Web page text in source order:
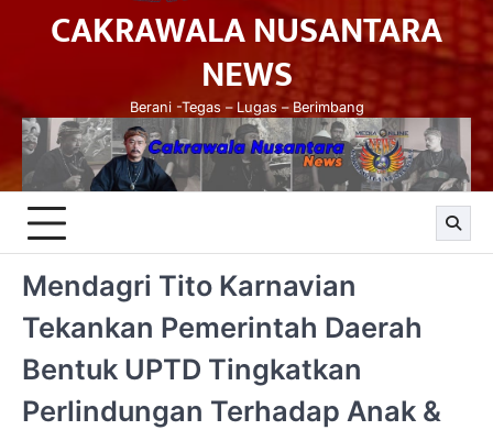
CAKRAWALA NUSANTARA
NEWS
Berani -Tegas – Lugas – Berimbang
Mendagri Tito Karnavian
Tekankan Pemerintah Daerah
Bentuk UPTD Tingkatkan
Perlindungan Terhadap Anak &